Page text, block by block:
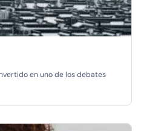
en uno de los debates